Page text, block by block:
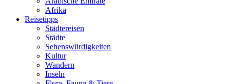
Afrika
Reisetipps
Städtereisen
Städte
Sehenswürdigkeiten
Kultur
Wandern
Inseln